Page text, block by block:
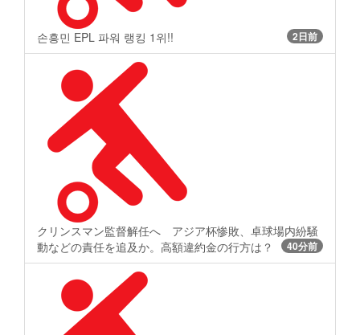
손흥민 EPL 파워 랭킹 1위!! 2日前
クリンスマン監督解任へ アジア杯惨敗、卓球場内紛騒
動などの責任を追及か。高額違約金の行方は？
40分前